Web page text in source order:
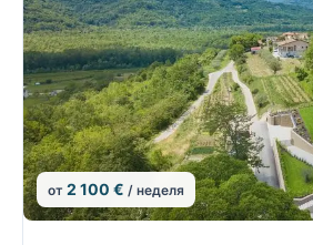
от 2 100 € / неделя